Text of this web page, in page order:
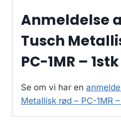
Anmeldelse
Tusch
PC-1MR – 1stk
Se om vi har en
Metallisk rød – PC-1MR